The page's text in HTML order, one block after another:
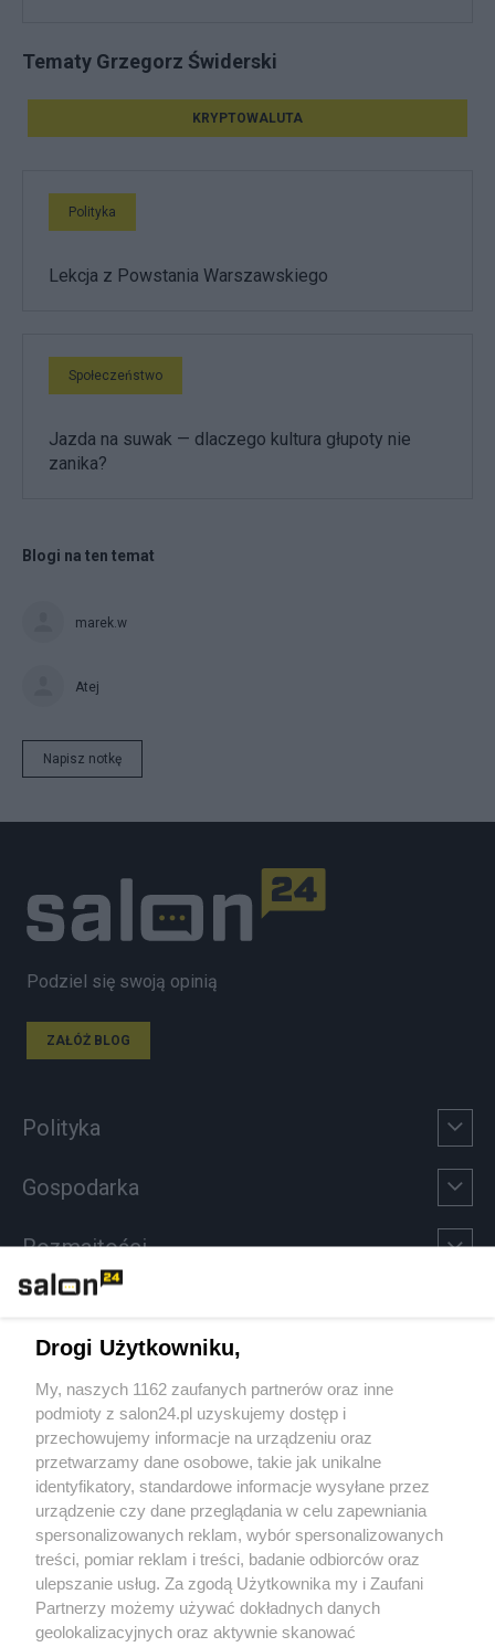
Tematy Grzegorz Świderski
KRYPTOWALUTA
Polityka
Lekcja z Powstania Warszawskiego
Społeczeństwo
Jazda na suwak — dlaczego kultura głupoty nie
zanika?
Blogi na ten temat
marek.w
Atej
Napisz notkę
Podziel się swoją opinią
ZAŁÓŻ BLOG
Polityka
Gospodarka
Rozmaitości
Sport
Społeczeństwo
Kultura
X Facebook Instagram Youtube
Drogi Użytkowniku,
My, naszych 1162 zaufanych partnerów oraz inne
podmioty z salon24.pl uzyskujemy dostęp i
przechowujemy informacje na urządzeniu oraz
przetwarzamy dane osobowe, takie jak unikalne
identyfikatory, standardowe informacje wysyłane przez
urządzenie czy dane przeglądania w celu zapewniania
spersonalizowanych reklam, wybór spersonalizowanych
treści, pomiar reklam i treści, badanie odbiorców oraz
ulepszanie usług. Za zgodą Użytkownika my i Zaufani
Partnerzy możemy używać dokładnych danych
geolokalizacyjnych oraz aktywnie skanować